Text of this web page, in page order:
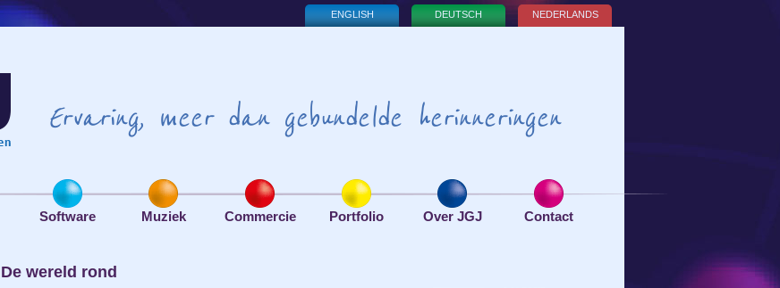
NEDERLANDS
DEUTSCH
ENGLISH
Ervaring, meer dan gebundelde herinneringen
Software Muziek Commercie Portfolio Over JGJ Contact
De wereld rond